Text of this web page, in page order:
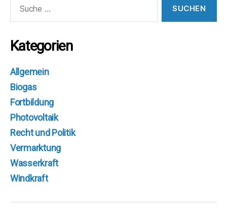
nach:
Kategorien
Allgemein
Biogas
Fortbildung
Photovoltaik
Recht und Politik
Vermarktung
Wasserkraft
Windkraft